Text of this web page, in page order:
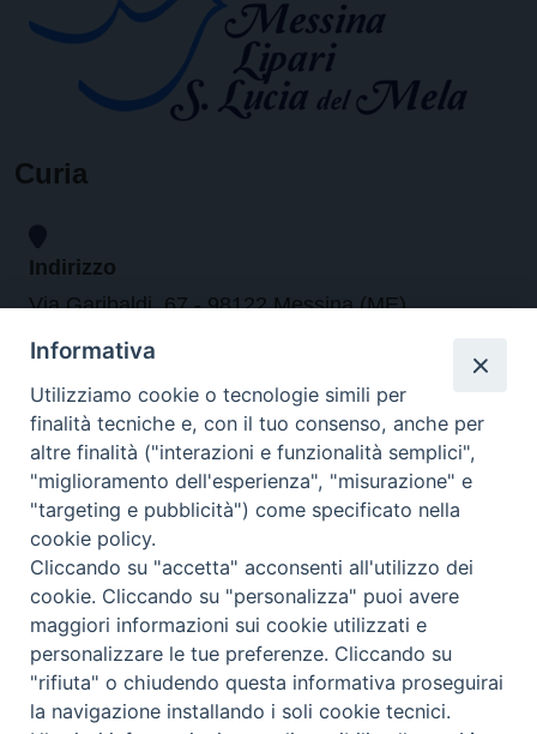
Curia
Indirizzo
Via Garibaldi, 67 - 98122 Messina (ME)
Orari
da lunedi al venerdi dalle ore 9.30 alle 12.30
Contatti
Tel. 090.6684111 - Fax. 090.6684206
arcivescovo.messina@tin.it
Canali social
Informativa
Utilizziamo cookie o tecnologie simili per
finalità tecniche e, con il tuo consenso, anche per
altre finalità ("interazioni e funzionalità semplici",
"miglioramento dell'esperienza", "misurazione" e
"targeting e pubblicità") come specificato nella
cookie policy.
Cliccando su "accetta" acconsenti all'utilizzo dei
cookie. Cliccando su "personalizza" puoi avere
maggiori informazioni sui cookie utilizzati e
personalizzare le tue preferenze. Cliccando su
"rifiuta" o chiudendo questa informativa proseguirai
la navigazione installando i soli cookie tecnici.